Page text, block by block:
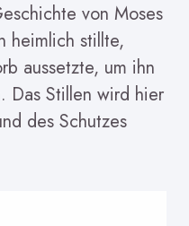
von Moses
heimlich stillte,
aussetzte, um ihn
Das Stillen wird hier
des Schutzes